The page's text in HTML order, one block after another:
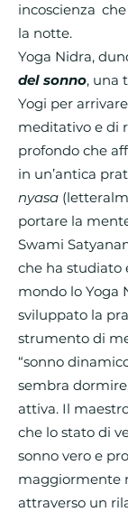
incoscienza
la notte.
Yoga Nidra,
del sonno, una
Yogi per
meditativo e di
profondo che
in un’antica
nyasa
portare la
Swami
che ha studiato
mondo lo Yoga
sviluppato la
strumento di
“sonno
sembra
attiva. Il
che lo stato di
sonno vero e
maggiormente
attraverso un